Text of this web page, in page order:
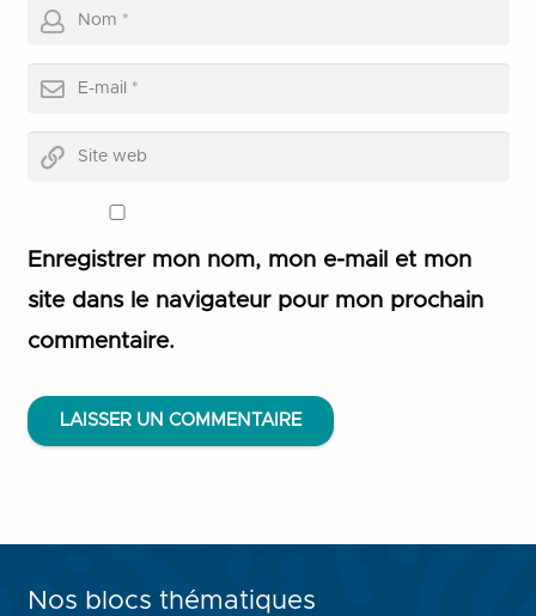
Enregistrer mon nom, mon e-mail et mon
site dans le navigateur pour mon prochain
commentaire.
LAISSER UN COMMENTAIRE
Nos blocs thématiques